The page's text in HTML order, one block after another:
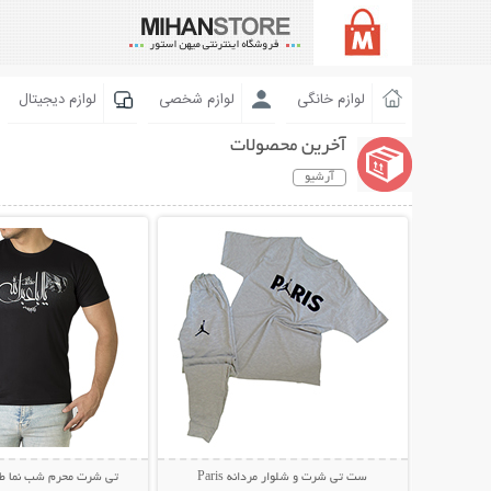
لوازم خانگی لوازم شخصی لوازم دیجیتال
آخرین محصولات
آرشیو
ست تی شرت و شلوار مردانه Paris تی شرت محرم شب نما طرح